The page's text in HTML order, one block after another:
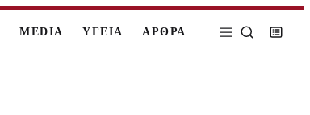
MEDIA ΥΓΕΙΑ ΑΡΘΡΑ